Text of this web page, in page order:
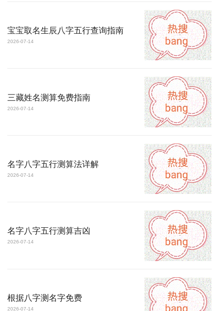
宝宝取名生辰八字五行查询指南
2026-07-14
三藏姓名测算免费指南
2026-07-14
名字八字五行测算法详解
2026-07-14
名字八字五行测算吉凶
2026-07-14
根据八字测名字免费
2026-07-14